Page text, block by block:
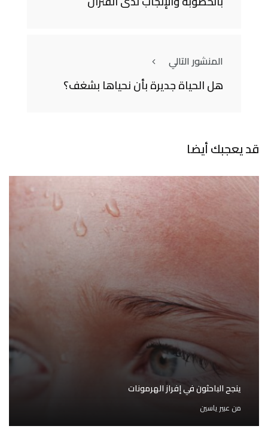
المنشور التالي
هل الحياة جديرة بأن نحياها بشغف؟
قد يعجبك أيضا
ينجح الباحثون في إفراز الهرمونات
من عبير ياسين